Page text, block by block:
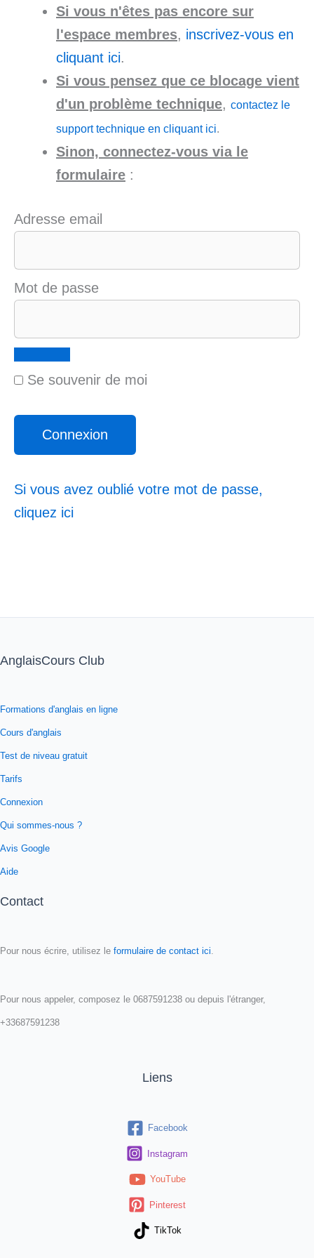
Si vous n'êtes pas encore sur
l'espace membres, inscrivez-vous en
cliquant ici.
Si vous pensez que ce blocage vient
d'un problème technique, contactez le
support technique en cliquant ici.
Sinon, connectez-vous via le
formulaire :
Adresse email
Mot de passe
Se souvenir de moi
Si vous avez oublié votre mot de passe,
cliquez ici
AnglaisCours Club
Formations d'anglais en ligne
Cours d'anglais
Test de niveau gratuit
Tarifs
Connexion
Qui sommes-nous ?
Avis Google
Aide
Contact
Pour nous écrire, utilisez le formulaire de contact ici
Pour nous appeler, composez le 0687591238 ou depuis l'étranger,
+33687591238
Liens
Facebook
Instagram
YouTube
Pinterest
TikTok